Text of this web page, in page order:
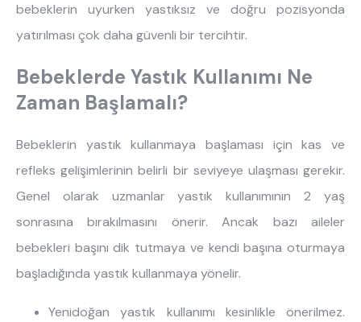
bebeklerin uyurken yastıksız ve doğru pozisyonda
yatırılması çok daha güvenli bir tercihtir.
Bebeklerde Yastık Kullanımı Ne
Zaman Başlamalı?
Bebeklerin yastık kullanmaya başlaması için kas ve
refleks gelişimlerinin belirli bir seviyeye ulaşması gerekir.
Genel olarak uzmanlar yastık kullanımının 2 yaş
sonrasına bırakılmasını önerir. Ancak bazı aileler
bebekleri başını dik tutmaya ve kendi başına oturmaya
başladığında yastık kullanmaya yönelir.
Yenidoğan yastık kullanımı kesinlikle önerilmez.